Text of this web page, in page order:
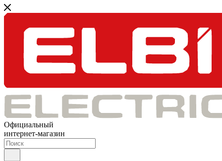
Официальный
интернет-магазин